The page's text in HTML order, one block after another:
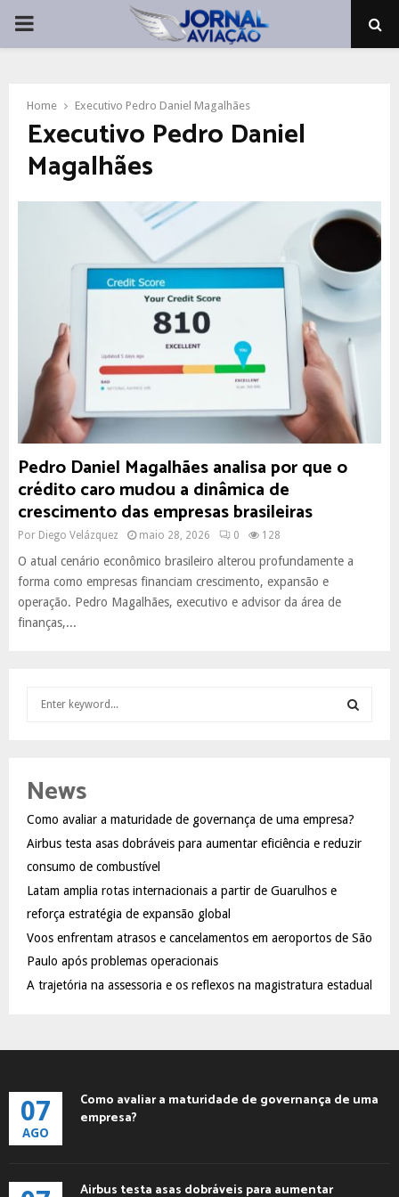
PRIMARY
Home Executivo Pedro Daniel Magalhães
Executivo Pedro Daniel
Magalhães
Pedro Daniel Magalhães analisa por que o
crédito caro mudou a dinâmica de
crescimento das empresas brasileiras
Por Diego Velázquez maio 28, 2026 0 128
O atual cenário econômico brasileiro alterou profundamente a
forma como empresas financiam crescimento, expansão e
operação. Pedro Magalhães, executivo e advisor da área de
finanças,...
h
o
r
:
R
News
Como avaliar a maturidade de governança de uma empresa?
Airbus testa asas dobráveis para aumentar eficiência e reduzir
consumo de combustível
Latam amplia rotas internacionais a partir de Guarulhos e
reforça estratégia de expansão global
Voos enfrentam atrasos e cancelamentos em aeroportos de São
Paulo após problemas operacionais
A trajetória na assessoria e os reflexos na magistratura estadual
07
AGO
Como avaliar a maturidade de governança de uma
empresa?
Airbus testa asas dobráveis para aumentar